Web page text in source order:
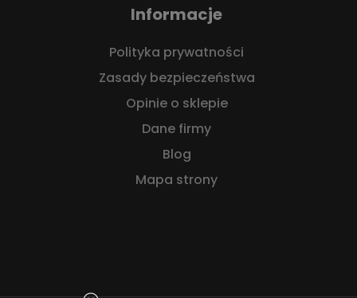
Informacje
Polityka prywatności
Zasady bezpieczeństwa
Opinie o sklepie
Dane firmy
Blog
Mapa strony